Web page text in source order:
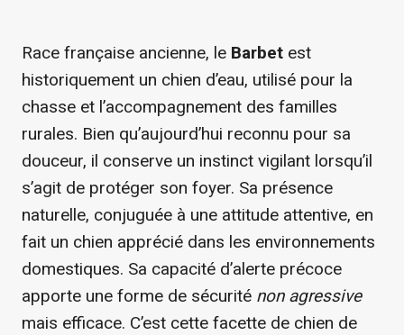
Race française ancienne, le Barbet est
historiquement un chien d’eau, utilisé pour la
chasse et l’accompagnement des familles
rurales. Bien qu’aujourd’hui reconnu pour sa
douceur, il conserve un instinct vigilant lorsqu’il
s’agit de protéger son foyer. Sa présence
naturelle, conjuguée à une attitude attentive, en
fait un chien apprécié dans les environnements
domestiques. Sa capacité d’alerte précoce
apporte une forme de sécurité non agressive
mais efficace. C’est cette facette de chien de